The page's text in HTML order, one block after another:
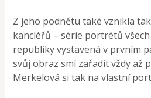
Z jeho podnětu také vznikla
kancléřů – série portrétů
republiky vystavená v prvním
svůj obraz smí zařadit vždy až
Merkelová si tak na vlastní